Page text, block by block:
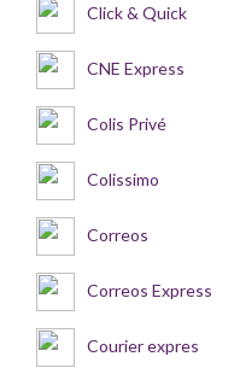
Click & Quick
CNE Express
Colis Privé
Colissimo
Correos
Correos Express
Courier expres